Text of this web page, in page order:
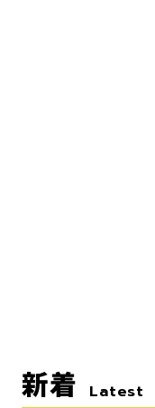
新着 Latest